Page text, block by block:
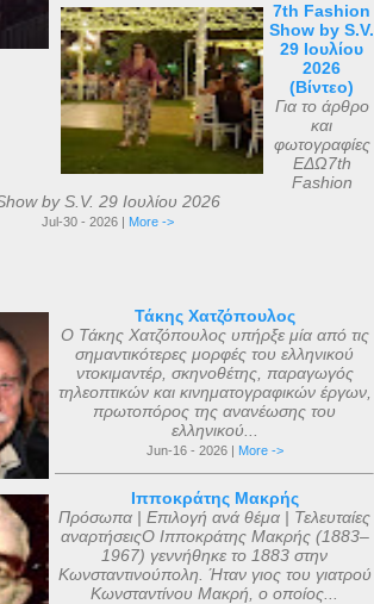
7th Fashion
Show by S.V.
29 Ιουλίου
2026
(Βίντεο)
Για το άρθρο
και
φωτογραφίες
ΕΔΩ7th
Fashion
by S.V. 29 Ιουλίου 2026
Jul-30 - 2026 | More ->
Τάκης Χατζόπουλος
Ο Τάκης Χατζόπουλος υπήρξε μία από τις
σημαντικότερες μορφές του ελληνικού
ντοκιμαντέρ, σκηνοθέτης, παραγωγός
τηλεοπτικών και κινηματογραφικών έργων,
πρωτοπόρος της ανανέωσης του
ελληνικού...
Jun-16 - 2026 | More ->
Ιπποκράτης Μακρής
Πρόσωπα | Επιλογή ανά θέμα | Τελευταίες
αναρτήσειςΟ Ιπποκράτης Μακρής (1883–
1967) γεννήθηκε το 1883 στην
Κωνσταντινούπολη. Ήταν γιος του γιατρού
Κωνσταντίνου Μακρή, ο οποίος...